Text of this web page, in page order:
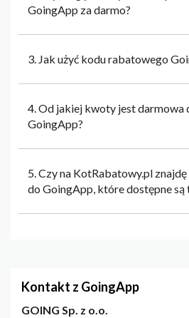
GoingApp za darmo?
3. Jak użyć kodu rabatowego
4. Od jakiej kwoty jest darmowa
GoingApp?
5. Czy na KotRabatowy.pl
do GoingApp, które dostępne
Kontakt z GoingApp
GOING Sp. z o.o.